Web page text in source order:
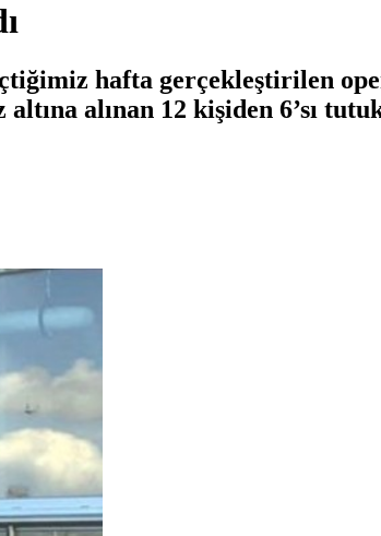
hafta gerçekleştirilen
alınan 12 kişiden 6’sı